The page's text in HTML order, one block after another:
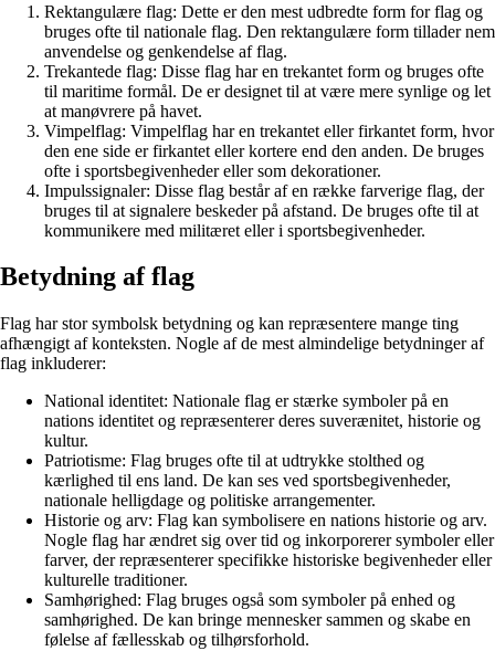
Rektangulære flag: Dette er den mest udbredte form for flag og
bruges ofte til nationale flag. Den rektangulære form tillader nem
anvendelse og genkendelse af flag.
Trekantede flag: Disse flag har en trekantet form og bruges ofte
til maritime formål. De er designet til at være mere synlige og let
at manøvrere på havet.
Vimpelflag: Vimpelflag har en trekantet eller firkantet form, hvor
den ene side er firkantet eller kortere end den anden. De bruges
ofte i sportsbegivenheder eller som dekorationer.
Impulssignaler: Disse flag består af en række farverige flag, der
bruges til at signalere beskeder på afstand. De bruges ofte til at
kommunikere med militæret eller i sportsbegivenheder.
Betydning af flag
Flag har stor symbolsk betydning og kan repræsentere mange ting
afhængigt af konteksten. Nogle af de mest almindelige betydninger af
flag inkluderer:
National identitet: Nationale flag er stærke symboler på en
nations identitet og repræsenterer deres suverænitet, historie og
kultur.
Patriotisme: Flag bruges ofte til at udtrykke stolthed og
kærlighed til ens land. De kan ses ved sportsbegivenheder,
nationale helligdage og politiske arrangementer.
Historie og arv: Flag kan symbolisere en nations historie og arv.
Nogle flag har ændret sig over tid og inkorporerer symboler eller
farver, der repræsenterer specifikke historiske begivenheder eller
kulturelle traditioner.
Samhørighed: Flag bruges også som symboler på enhed og
samhørighed. De kan bringe mennesker sammen og skabe en
følelse af fællesskab og tilhørsforhold.